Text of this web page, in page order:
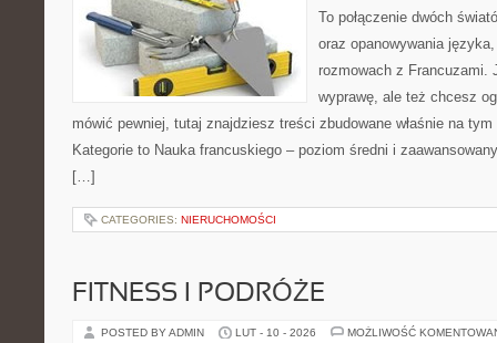
To połączenie dwóch
oraz opanowywania
rozmowach z Francuzami.
wyprawę, ale też chcesz
mówić pewniej, tutaj znajdziesz treści zbudowane właśnie na
Kategorie to Nauka francuskiego – poziom średni i
[…]
CATEGORIES: NIERUCHOMOŚCI
FITNESS I PODRÓŻE
POSTED BY ADMIN LUT - 10 - 2026 MOŻLIWOŚĆ